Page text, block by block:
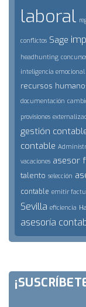
laboral
conflictos Sage
headhunting
inteligencia emocional
recursos
documentación
provisiones
gestión
contable
vacaciones asesor
talento selección
contable emitir
Sevilla eficiencia
asesoría